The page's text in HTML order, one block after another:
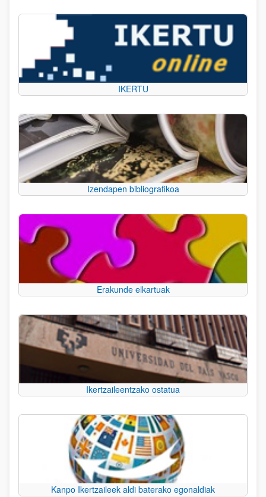
IKERTU
Izendapen bibliografikoa
Erakunde elkartuak
Ikertzaileentzako ostatua
Kanpo Ikertzaileek aldi baterako egonaldiak